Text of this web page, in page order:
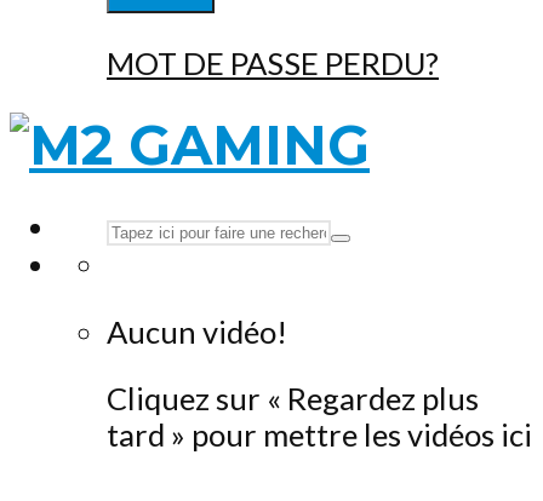
MOT DE PASSE PERDU?
Aucun vidéo!
Cliquez sur « Regardez plus
tard » pour mettre les vidéos ici